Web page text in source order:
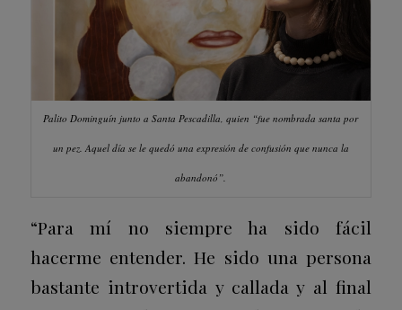
Palito Dominguín junto aSanta Pescadilla, quien “fue nombrada santa por
un pez. Aquel día se le quedó una expresión de confusión que nunca la
abandonó”.
“Para mí no siempre ha sido fácil
hacerme entender. He sido una persona
bastante introvertida y callada y al final